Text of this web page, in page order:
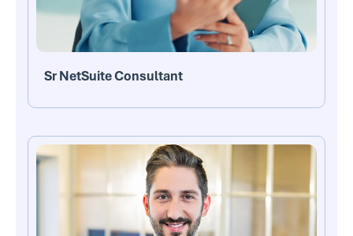
Sr NetSuite Consultant